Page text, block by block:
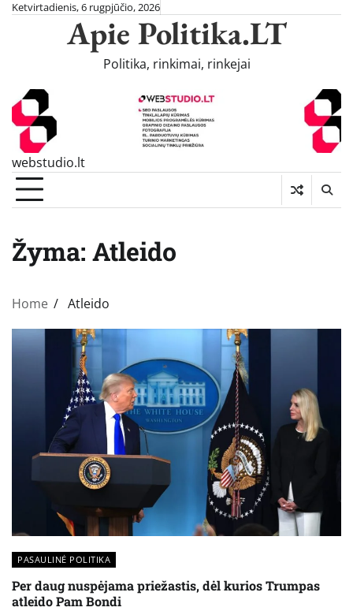
SkipKetvirtadienis, 6 rugpjūčio, 2026
Apie Politika.LT
Politika, rinkimai, rinkejai
webstudio.lt
Žyma: Atleido
Home Atleido
PASAULINĖ POLITIKA
Per daug nuspėjama priežastis, dėl kurios Trumpas
atleido Pam Bondi